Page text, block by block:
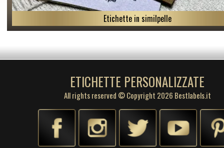
Etichette in similpelle
ETICHETTE PERSONALIZZATE
All rights reserved © Copyright 2026 Bestlabels.it